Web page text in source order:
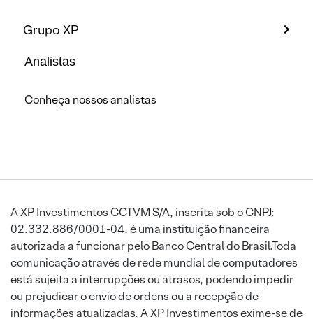
Grupo XP
Analistas
Conheça nossos analistas
A XP Investimentos CCTVM S/A, inscrita sob o CNPJ:
02.332.886/0001-04, é uma instituição financeira
autorizada a funcionar pelo Banco Central do Brasil.Toda
comunicação através de rede mundial de computadores
está sujeita a interrupções ou atrasos, podendo impedir
ou prejudicar o envio de ordens ou a recepção de
informações atualizadas. A XP Investimentos exime-se de